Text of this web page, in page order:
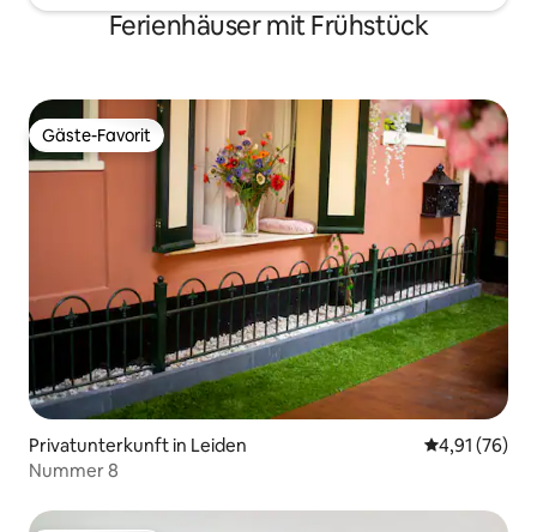
Ferienhäuser mit Frühstück
Gäste-Favorit
Gäste-Favorit
Privatunterkunft in Leiden
4,91 (76)
Nummer 8